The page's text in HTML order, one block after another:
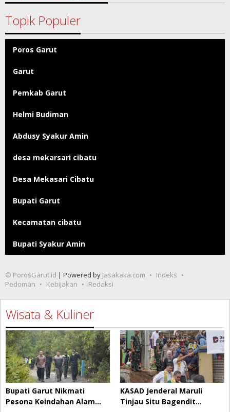
Topik Populer
Poros Garut
Garut
Pemkab Garut
Helmi Budiman
Abdusy Syakur Amin
desa mekarsari cibatu
Desa Mekasari Cibatu
Bupati Garut
Kecamatan cibatu
Bupati Syakur Amin
© PorosGarut.id | Powered by Jasakaka.com
Indeks
Pedoman
Kebijakan Redaksi
Wisata & Kuliner
Bupati Garut Nikmati
Pesona Keindahan Alam…
KASAD Jenderal Maruli
Tinjau Situ Bagendit…